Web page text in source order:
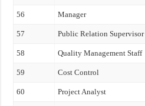
56 Manager
57 Public Relation Supervisor
58 Quality Management Staff
59 Cost Control
60 Project Analyst